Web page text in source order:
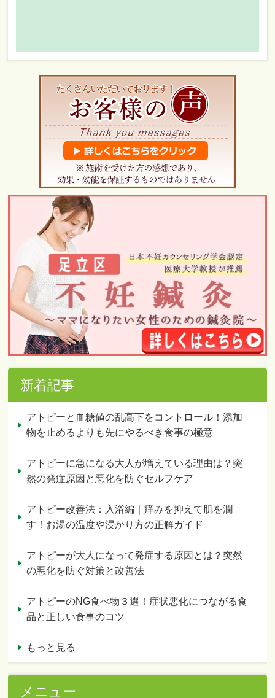
新着記事
アトピーと血糖値の乱高下をコントロール！添加
物を止めるよりも先にやるべき食事の極意
アトピーに急になる大人が増えている理由は？突
然の発症原因と悪化を防ぐセルフケア
アトピー改善法：入浴編｜痒みを抑えて肌を潤
す！お湯の温度や浸かり方の正解ガイド
アトピーが大人になって発症する原因とは？突然
の悪化を防ぐ対策と改善法
アトピーのNG食べ物３選！症状悪化につながる食
品と正しい食事のコツ
もっと見る
メニュー